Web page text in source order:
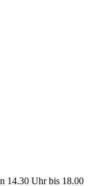
14.30 Uhr bis 18.00